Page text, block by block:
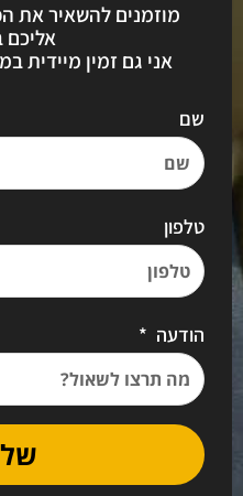
מוזמנים להשאיר את
אליכם
אני גם זמין מיידית
שם
טלפון
הודעה